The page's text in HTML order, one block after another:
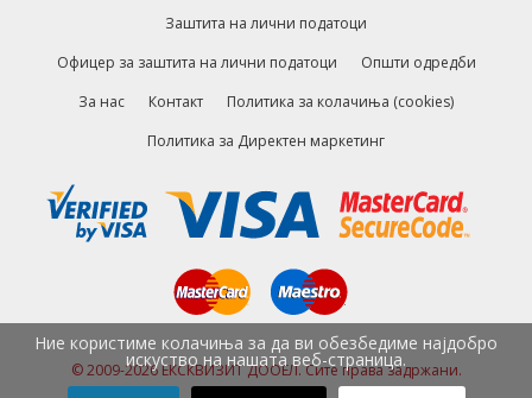
Заштита на лични податоци
Офицер за заштита на лични податоци
Општи одредби
За нас
Контакт
Политика за колачиња (cookies)
Политика за Директен маркетинг
© 2009-2026 ЕКСКВИЗИТ ДООЕЛ. Сите права задржани.
Ние користиме колачиња за да ви обезбедиме најдобро
искуство на нашата веб-страница.